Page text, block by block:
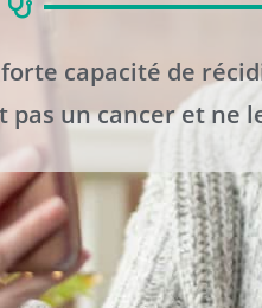
capacité de
un cancer et ne